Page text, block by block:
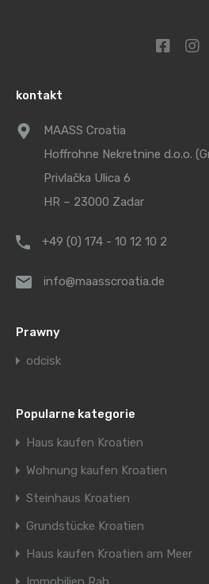
kontakt
MAASS Croatia
Hoffrohne Nekretnine d.o.o.
Privlačka Ulica 6
HR – 23000 Zadar
+49 (0) 174 - 10 12 10 2
info@maasscroatia.de
Prawny
odcisk
Popularne kategorie
Haus kaufen Kroatien
Wohnung kaufen Kroatien
Steinhaus Kroatien
Grundstücke Kroatien
Haus kaufen Kroatien am Meer